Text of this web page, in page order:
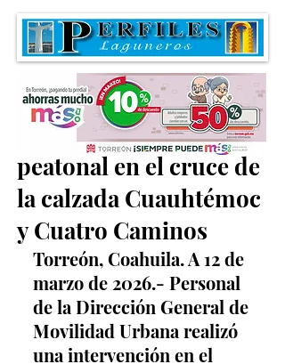
Refuerzan preferencia
peatonal en el cruce de
la calzada Cuauhtémoc
y Cuatro Caminos
Torreón, Coahuila. A 12 de
marzo de 2026.- Personal
de la Dirección General de
Movilidad Urbana realizó
una intervención en el